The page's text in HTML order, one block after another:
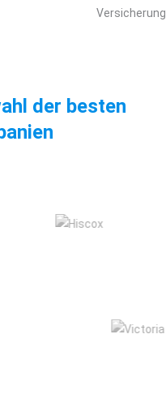
Versicherung
der besten